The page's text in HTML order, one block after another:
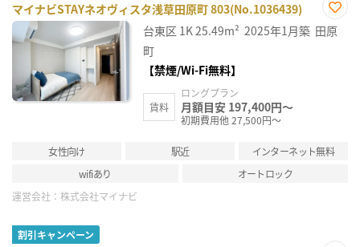
マイナビSTAYネオヴィスタ浅草田原町 803(No.1036439)
お気
に入
台東区 1K25.49m² 2025年1月築 田原
町
【禁煙/Wi-Fi無料】
賃料
ロングプラン
月額目安 197,400円～
初期費用他 27,500円～
女性向け 駅近
インターネット無料
wifiあり
オートロック
運営会社： 株式会社マイナビ
割引キャンペーン